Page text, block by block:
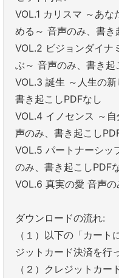
VOL.1 カリスマ ～あ
める～ 音声のみ、書き
VOL.2 ビジョンダイナ
ぶ～ 音声のみ、書き起
VOL.3 誕生 ～人生の新
書き起こしPDFなし
VOL.4 イノセンス ～
声のみ、書き起こし
VOL.5 パートナーシッ
のみ、書き起こしPDF
VOL.6 真実の愛 音声
ダウンロードの流れ:
（１）以下の「カー
ジットカード決済を行
（２）クレジットカ